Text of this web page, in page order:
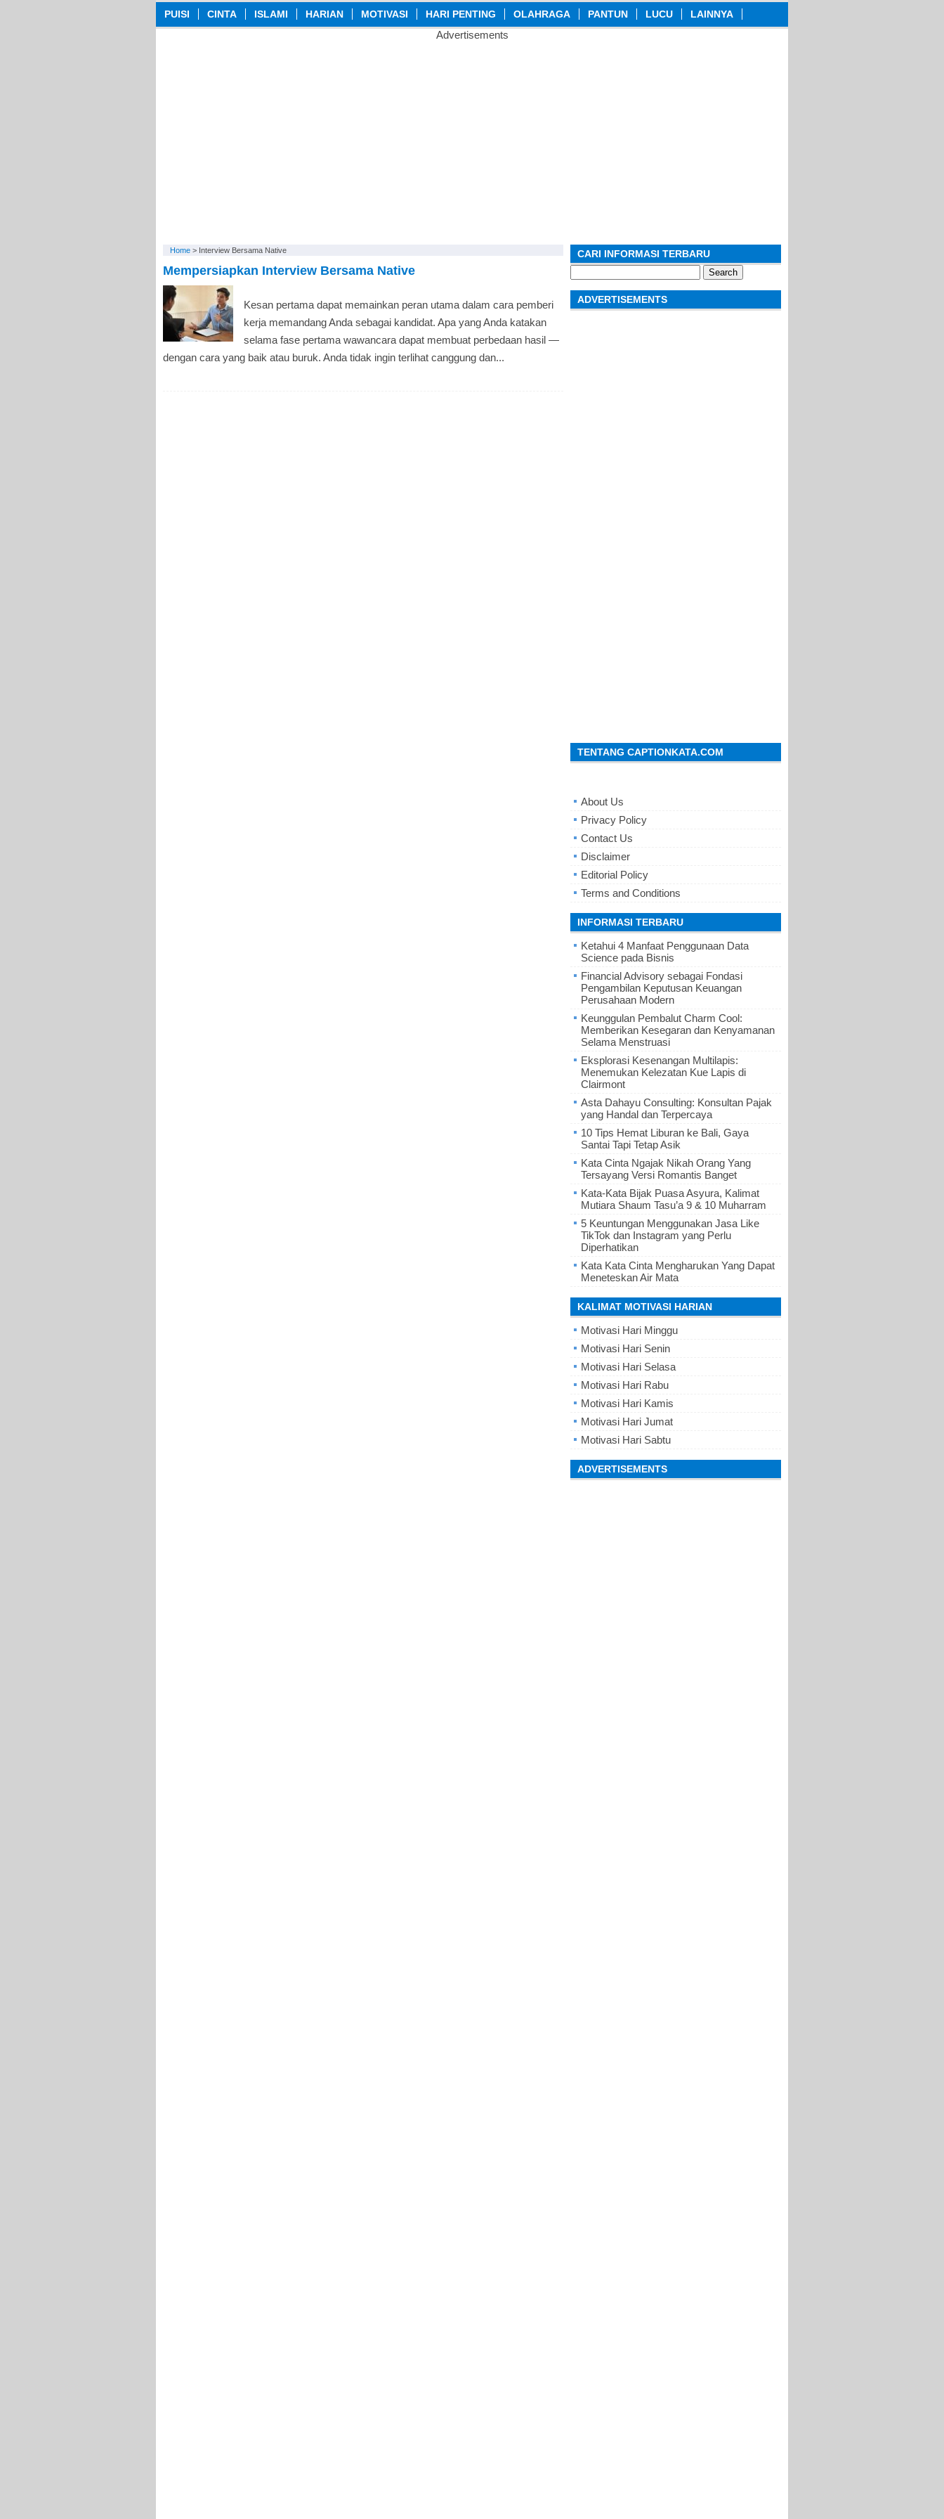
PUISI CINTA ISLAMI HARIAN MOTIVASI HARI PENTING OLAHRAGA PANTUN LUCU LAINNYA
Advertisements
Home > Interview Bersama Native
Mempersiapkan Interview Bersama Native
Kesan pertama dapat memainkan peran utama dalam cara pemberi
kerja memandang Anda sebagai kandidat. Apa yang Anda katakan
selama fase pertama wawancara dapat membuat perbedaan hasil —
dengan cara yang baik atau buruk. Anda tidak ingin terlihat canggung dan...
CARI INFORMASI TERBARU
for:
ADVERTISEMENTS
TENTANG CAPTIONKATA.COM
About Us
Privacy Policy
Contact Us
Disclaimer
Editorial Policy
Terms and Conditions
INFORMASI TERBARU
Ketahui 4 Manfaat Penggunaan Data
Science pada Bisnis
Financial Advisory sebagai Fondasi
Pengambilan Keputusan Keuangan
Perusahaan Modern
Keunggulan Pembalut Charm Cool:
Memberikan Kesegaran dan Kenyamanan
Selama Menstruasi
Eksplorasi Kesenangan Multilapis:
Menemukan Kelezatan Kue Lapis di
Clairmont
Asta Dahayu Consulting: Konsultan Pajak
yang Handal dan Terpercaya
10 Tips Hemat Liburan ke Bali, Gaya
Santai Tapi Tetap Asik
Kata Cinta Ngajak Nikah Orang Yang
Tersayang Versi Romantis Banget
Kata-Kata Bijak Puasa Asyura, Kalimat
Mutiara Shaum Tasu’a 9 & 10 Muharram
5 Keuntungan Menggunakan Jasa Like
TikTok dan Instagram yang Perlu
Diperhatikan
Kata Kata Cinta Mengharukan Yang Dapat
Meneteskan Air Mata
KALIMAT MOTIVASI HARIAN
Motivasi Hari Minggu
Motivasi Hari Senin
Motivasi Hari Selasa
Motivasi Hari Rabu
Motivasi Hari Kamis
Motivasi Hari Jumat
Motivasi Hari Sabtu
ADVERTISEMENTS